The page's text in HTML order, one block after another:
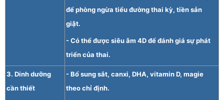
để phòng ngừa tiểu đường thai kỳ, tiền sản
giật.
- Có thể được siêu âm 4D để đánh giá sự phát
triển của thai.
3. Dinh dưỡng
cần thiết
- Bổ sung sắt, canxi, DHA, vitamin D, magie
theo chỉ định.